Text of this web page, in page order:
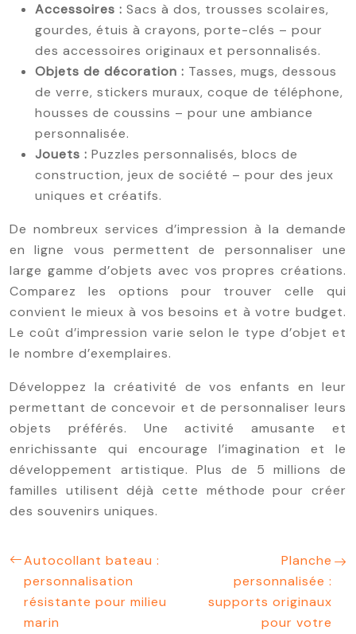
Accessoires : Sacs à dos, trousses scolaires,
gourdes, étuis à crayons, porte-clés – pour
des accessoires originaux et personnalisés.
Objets de décoration : Tasses, mugs, dessous
de verre, stickers muraux, coque de téléphone,
housses de coussins – pour une ambiance
personnalisée.
Jouets : Puzzles personnalisés, blocs de
construction, jeux de société – pour des jeux
uniques et créatifs.
De nombreux services d’impression à la demande
en ligne vous permettent de personnaliser une
large gamme d’objets avec vos propres créations.
Comparez les options pour trouver celle qui
convient le mieux à vos besoins et à votre budget.
Le coût d’impression varie selon le type d’objet et
le nombre d’exemplaires.
Développez la créativité de vos enfants en leur
permettant de concevoir et de personnaliser leurs
objets préférés. Une activité amusante et
enrichissante qui encourage l’imagination et le
développement artistique. Plus de 5 millions de
familles utilisent déjà cette méthode pour créer
des souvenirs uniques.
Autocollant bateau :
personnalisation
résistante pour milieu
marin
Planche
personnalisée :
supports originaux
pour votre